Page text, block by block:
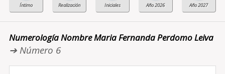
Numerología Nombre Maria Fernanda Perdomo Leiva
➔ Número 6